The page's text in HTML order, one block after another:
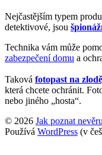
Nejčastějším typem
detektivové, jsou
Technika vám může
zabezpečení domu a
Taková fotopast na
která chcete ochránit.
nebo jiného „hosta“.
© 2026 Jak poznat nevěru
Používá WordPress (v